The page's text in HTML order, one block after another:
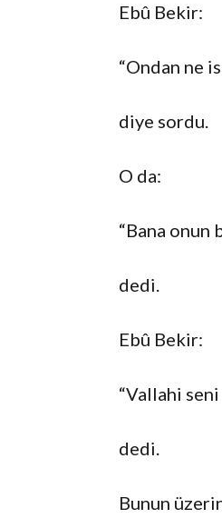
Ebû Bekir:
“Ondan ne
diye sordu.
O da:
“Bana onun
dedi.
Ebû Bekir:
“Vallahi
dedi.
Bunun